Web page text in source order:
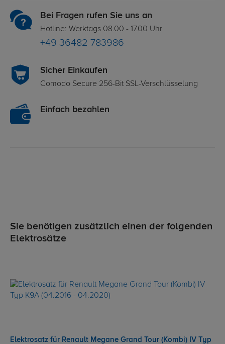
Bei Fragen rufen Sie uns an
Hotline: Werktags 08.00 - 17.00 Uhr
+49 36482 783986
Sicher Einkaufen
Comodo Secure 256-Bit SSL-Verschlüsselung
Einfach bezahlen
Sie benötigen zusätzlich einen der folgenden
Elektrosätze
Elektrosatz für Renault Megane Grand Tour (Kombi) IV Typ